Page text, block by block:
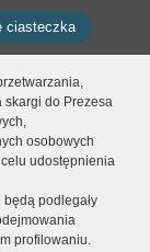
ciasteczka
skargi do Prezesa
osobowych
udostępnienia
podlegały
profilowaniu.